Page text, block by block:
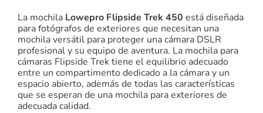
La mochila Lowepro Flipside Trek 450 está diseñada
para fotógrafos de exteriores que necesitan una
mochila versátil para proteger una cámara DSLR
profesional y su equipo de aventura. La mochila para
cámaras Flipside Trek tiene el equilibrio adecuado
entre un compartimento dedicado a la cámara y un
espacio abierto, además de todas las características
que se esperan de una mochila para exteriores de
adecuada calidad.